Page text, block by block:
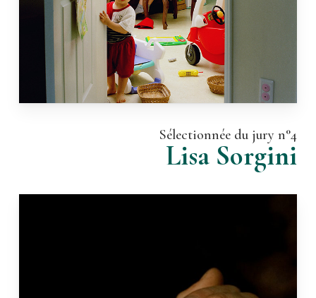
Sélectionnée du jury n°4
Lisa Sorgini